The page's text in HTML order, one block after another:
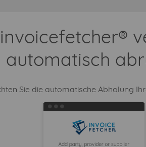
automatisch
Sie die automatische Abholung